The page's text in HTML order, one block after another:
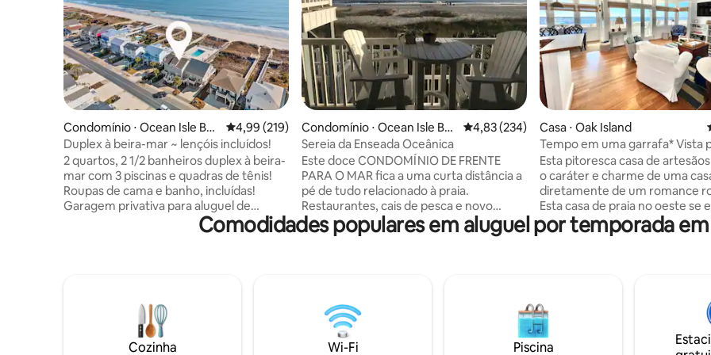
Condomínio ⋅ Ocean Isle Bea
ch
4,99 de uma avaliação média de 5, 219 avaliações
4,99 (219)
Duplex à beira-mar ~ lençóis incluídos!
2 quartos, 2 1/2 banheiros duplex à beira-
mar com 3 piscinas e quadras de tênis!
Roupas de cama e banho, incluídas!
Garagem privativa para aluguel de
carrinho de golfe permitido. Desculpe,
política rigorosa de não animais de
mantidas através da Associação de
Moradores e não temos nenhum
controle sobre exatamente quando elas
Condomínio ⋅ Ocean Isle Be
ach
4,83 de uma avaliação média de 5, 234
4,83 (234)
Sereia da Enseada Oceânica
Este doce CONDOMÍNIO DE FRENTE
PARA O MAR fica a uma curta distância a
pé de tudo relacionado à praia.
Restaurantes, cais de pesca e novo
parque recreativo para todas as idades!!
A unidade foi recentemente
área de beliche com uma cama de
solteiro completa, sofá-cama queen size,
cozinha completa, sala de estar, área de
Casa ⋅ Oak Island
Tempo em uma garrafa* Vista
mar*Vista*Roupa de cama
Esta pitoresca casa de
o caráter e charme de uma
diretamente de um romance
Esta casa de praia no oeste se
sobre as ondas do oceano
fica a poucos passos do ponto.
encontrarão camas feitas com
algodão de luxo e banheiros
com toalhas e artigos de papel.
de uma variedade de itens
Comodidades populares em aluguel por temporada em
Cozinha Wi-Fi Piscina